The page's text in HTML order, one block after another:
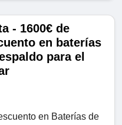
- 1600€ de
en baterías
para el
en Baterías de